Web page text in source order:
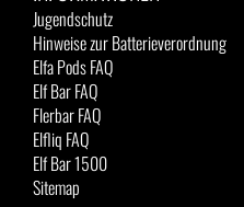
Jugendschutz
Hinweise zur Batterieverordnung
Elfa Pods FAQ
Elf Bar FAQ
Flerbar FAQ
Elfliq FAQ
Elf Bar 1500
Sitemap